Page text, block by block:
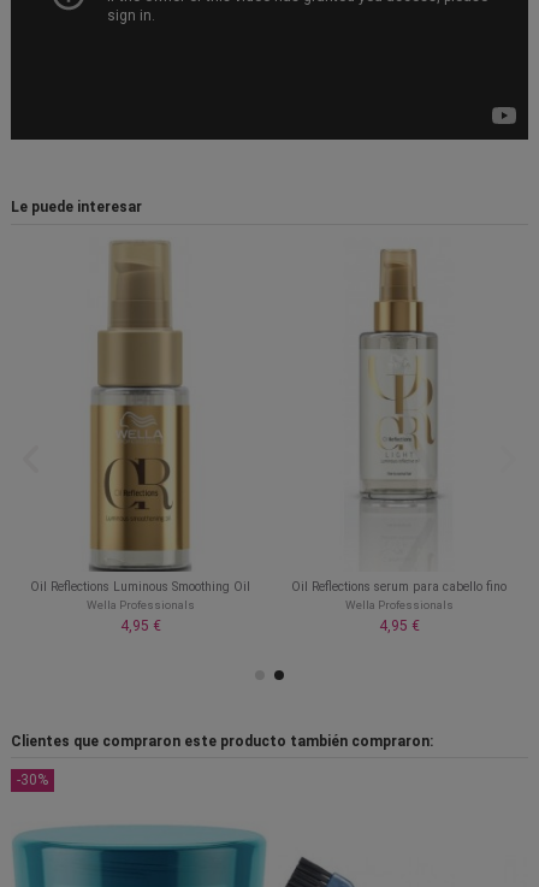
Le puede interesar
Oil Reflections Luminous Smoothing Oil
Wella Professionals
4,95 €
Oil Reflections serum para cabello fino
Wella Professionals
4,95 €
Clientes que compraron este producto también compraron:
-30%